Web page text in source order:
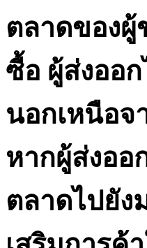
ตลาดของผู้
ซื้อ ผู้ส่งออ
นอกเหนือจ
หากผู้ส่งออ
ตลาดไปยั